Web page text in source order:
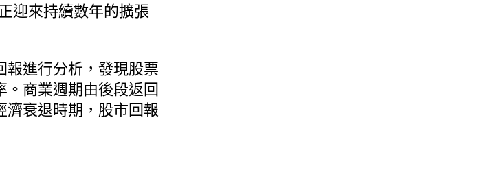
迎來持續數年的擴張
報進行分析，發現股票
。商業週期由後段返回
濟衰退時期，股市回報